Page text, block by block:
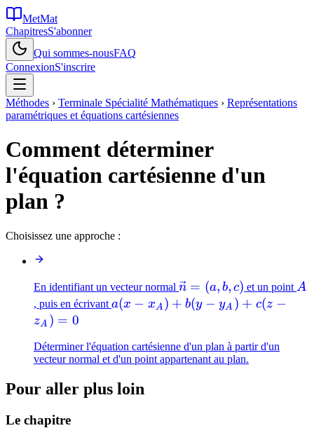
MetMat
ChapitresS'abonner
Qui sommes-nousFAQ
ConnexionS'inscrire
Méthodes › Terminale Spécialité Mathématiques › Représentations
paramétriques et équations cartésiennes
Comment déterminer
l'équation cartésienne d'un
plan ?
Choisissez une approche :
En identifiant un vecteur normal \vec{n}=
(a,b,c)
n = (a, b, c) et un point A
A
, puis en écrivant a(x-
z_A)=0
a(x − xA ) + b(y − yA ) + c(z −
zA ) = 0
Déterminer l'équation cartésienne d'un plan à partir d'un
vecteur normal et d'un point appartenant au plan.
Pour aller plus loin
Le chapitre